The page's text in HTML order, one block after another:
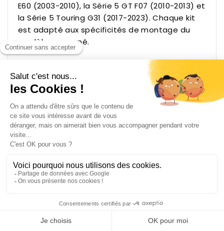
E60 (2003-2010), la Série 5 GT F07 (2010-2013) et
la Série 5 Touring G31 (2017-2023). Chaque kit
est adapté aux spécificités de montage du
modèle concerné.
PRODUITS VEDETTES